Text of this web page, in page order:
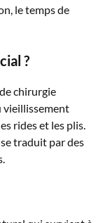
le temps de
?
chirurgie
vieillissement
rides et les plis.
se traduit par des